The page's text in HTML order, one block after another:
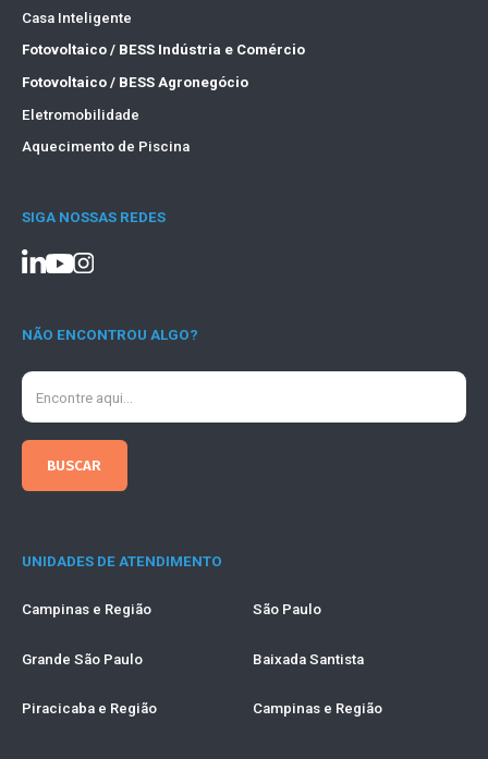
Casa Inteligente
Fotovoltaico / BESS Indústria e Comércio
Fotovoltaico / BESS Agronegócio
Eletromobilidade
Aquecimento de Piscina
SIGA NOSSAS REDES
NÃO ENCONTROU ALGO?
UNIDADES DE ATENDIMENTO
Campinas e Região São Paulo
Grande São Paulo Baixada Santista
Piracicaba e Região Campinas e Região